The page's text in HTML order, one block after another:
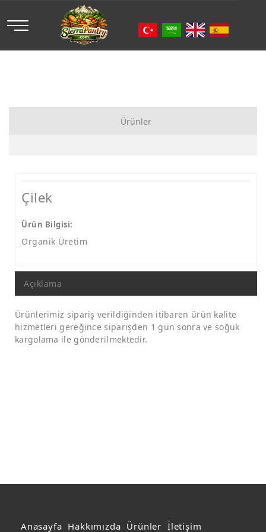
Ürünler
Organik Meyve Suyu
Çilek
Ürün Bilgisi:
Organik Üretim
Açıklama
Ürünlerimiz sipariş verildiğinden itibaren ürün kalite
hizmetleri gereğince siparişden 1 gün sonra ve soğuk
kargolama ile gönderilmektedir.
Anasayfa Hakkımızda Ürünler İletişim